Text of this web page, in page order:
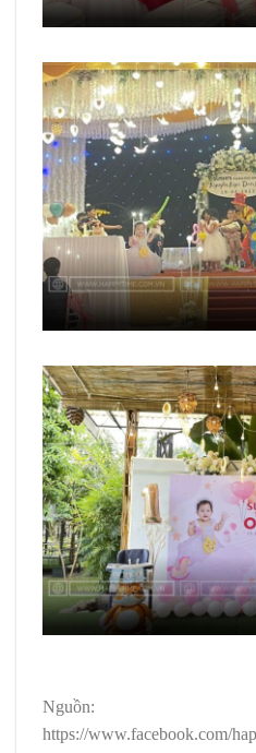
Nguồn:
https://www.facebook.com/